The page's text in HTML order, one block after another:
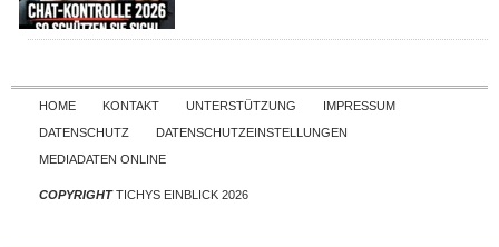
Skip to content
HOME KONTAKT UNTERSTÜTZUNG
IMPRESSUM
DATENSCHUTZ
DATENSCHUTZEINSTELLUNGEN
MEDIADATEN ONLINE
COPYRIGHTTICHYS EINBLICK 2026